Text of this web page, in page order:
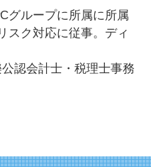
グループに所属に所属
スク対応に従事。ディ
認会計士・税理士事務